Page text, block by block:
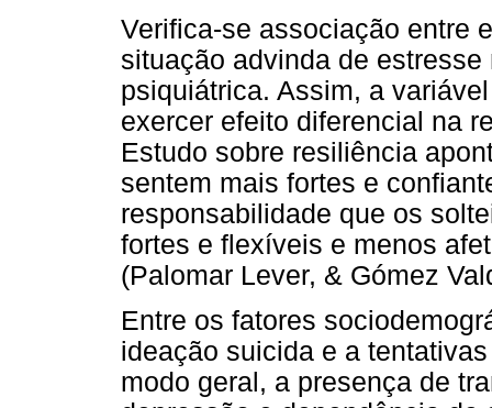
Verifica-se associação entre
situação advinda de
psiquiátrica. Assim, a
exercer efeito diferencial na
Estudo sobre resiliência
sentem mais fortes e
responsabilidade que os
fortes e flexíveis e menos
(Palomar Lever, & Gómez
Entre os fatores
ideação suicida e a
modo geral, a presença de